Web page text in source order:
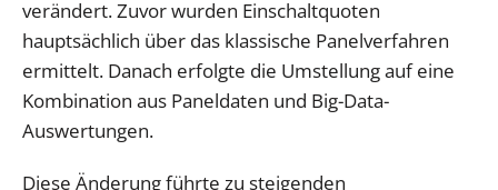
verändert. Zuvor wurden Einschaltquoten
hauptsächlich über das klassische Panelverfahren
ermittelt. Danach erfolgte die Umstellung auf eine
Kombination aus Paneldaten und Big-Data-
Auswertungen.
Diese Änderung führte zu steigenden